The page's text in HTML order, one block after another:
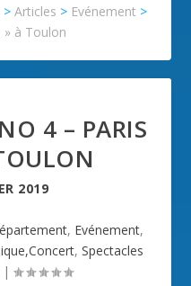
>Articles > Evénement >
» à Toulon
4 – PARIS
2019
, Evénement,
, Spectacles